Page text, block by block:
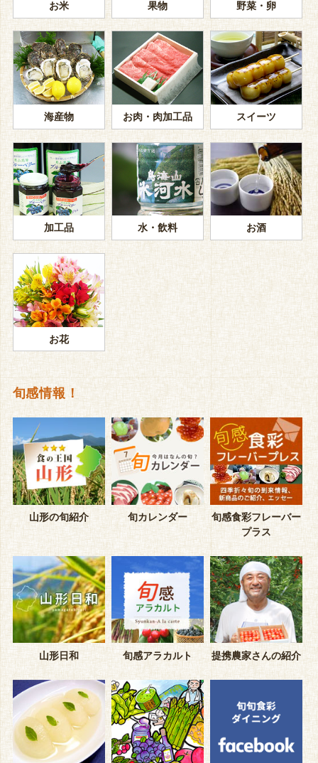
お米 果物 野菜・卵
海産物 お肉・肉加工品 スイーツ
加工品 水・飲料 お酒
お花
旬感情報！
山形の旬紹介 旬カレンダー
旬感食彩フレーバー
プラス
山形日和 旬感アラカルト 提携農家さんの紹介